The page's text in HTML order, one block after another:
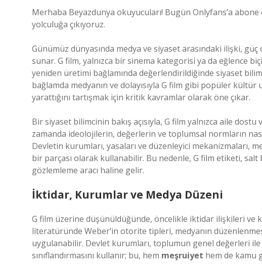
Merhaba Beyazdunya okuyucuları! Bugün Onlyfans’a
yolculuğa çıkıyoruz.
Günümüz dünyasında medya ve siyaset arasındaki ilişki,
sunar. G film, yalnızca bir sinema kategorisi ya da eğlence
yeniden üretimi bağlamında değerlendirildiğinde siyaset
bağlamda medyanın ve dolayısıyla G film gibi popüler
yarattığını tartışmak için kritik kavramlar olarak öne çıkar.
Bir siyaset bilimcinin bakış açısıyla, G film yalnızca aile
zamanda ideolojilerin, değerlerin ve toplumsal normların
Devletin kurumları, yasaları ve düzenleyici mekanizmaları,
bir parçası olarak kullanabilir. Bu nedenle, G film etiketi, salt
gözlemleme aracı haline gelir.
İktidar, Kurumlar ve Medya Düzeni
G film üzerine düşünüldüğünde, öncelikle iktidar ilişkileri ve
literatüründe Weber’in otorite tipleri, medyanın
uygulanabilir. Devlet kurumları, toplumun genel değerleri
sınıflandırmasını kullanır; bu, hem meşruiyet hem de kamu